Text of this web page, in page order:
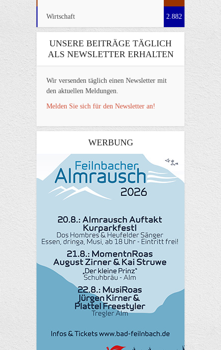
Wirtschaft 2.882
UNSERE BEITRÄGE TÄGLICH
ALS NEWSLETTER ERHALTEN
Wir versenden täglich einen Newsletter mit
den aktuellen Meldungen.
Melden Sie sich für den Newsletter an!
WERBUNG